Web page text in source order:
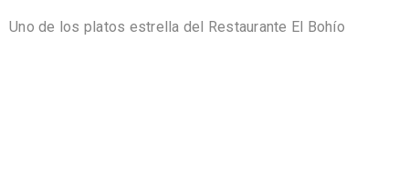
Uno de los platos estrella del Restaurante El Bohío